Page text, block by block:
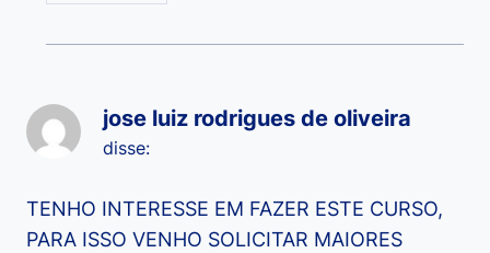
jose luiz rodrigues de oliveira
disse:
TENHO INTERESSE EM FAZER ESTE CURSO,
PARA ISSO VENHO SOLICITAR MAIORES